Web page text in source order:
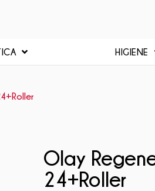
HIGIENE
Olay
24+Roller